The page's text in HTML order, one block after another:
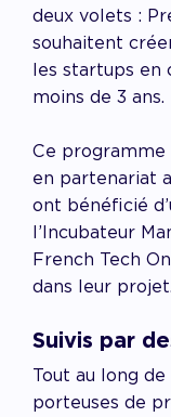
deux volets :
souhaitent
les startups en
moins de 3 ans.
Ce
en partenariat
ont bénéficié
l’Incubateur
French Tech
dans leur projet.
Suivis par
Tout au long
porteuses de